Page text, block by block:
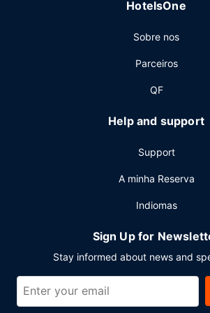
HotelsOne
Sobre nos
Parceiros
QF
Help and support
Support
A minha Reserva
Indiomas
Sign Up for
Stay informed about news and